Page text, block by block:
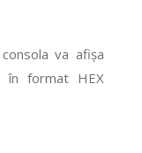
va afișa
în format HEX